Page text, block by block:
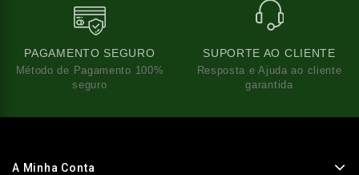
PAGAMENTO SEGURO
Método de Pagamento 100%
seguro
SUPORTE AO CLIENTE
Resposta e Ajuda ao cliente
garantida
A Minha Conta